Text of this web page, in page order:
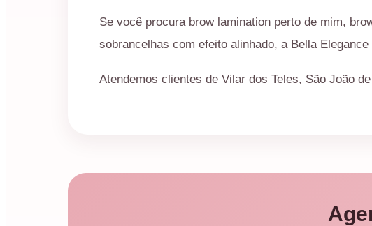
Se você procura brow lamination perto de mim,
sobrancelhas com efeito alinhado, a Bella
Atendemos clientes de Vilar dos Teles, São João